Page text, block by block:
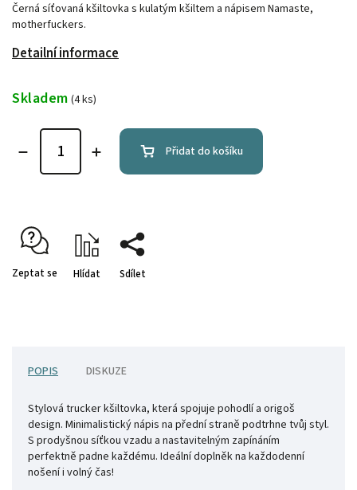
Černá síťovaná kšiltovka s kulatým kšiltem a nápisem Namaste,
motherfuckers.
Detailní informace
Skladem (4 ks)
Přidat do košíku
Zeptat se Hlídat Sdílet
POPIS DISKUZE
Stylová trucker kšiltovka, která spojuje pohodlí a origoš
design. Minimalistický nápis na přední straně podtrhne tvůj styl.
S prodyšnou síťkou vzadu a nastavitelným zapínáním
perfektně padne každému. Ideální doplněk na každodenní
nošení i volný čas!